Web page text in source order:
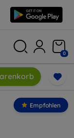
0
Empfohlen